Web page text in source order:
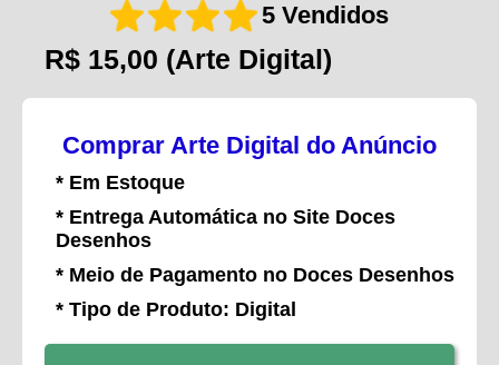
5 Vendidos
R$ 15,00 (Arte Digital)
Comprar Arte Digital do Anúncio
* Em Estoque
* Entrega Automática no Site Doces
Desenhos
* Meio de Pagamento no Doces Desenhos
* Tipo de Produto: Digital